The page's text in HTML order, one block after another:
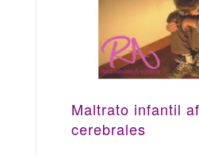
Maltrato infantil
cerebrales